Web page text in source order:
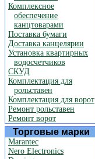
Комплексное
обеспечение
канцтоварами
Поставка бумаги
Доставка канцелярии
Установка квартирных
водосчетчиков
СКУД
Комплектация для
рольставен
Комплектация для ворот
Ремонт рольставен
Ремонт ворот
Торговые марки
Marantec
Nero Electronics